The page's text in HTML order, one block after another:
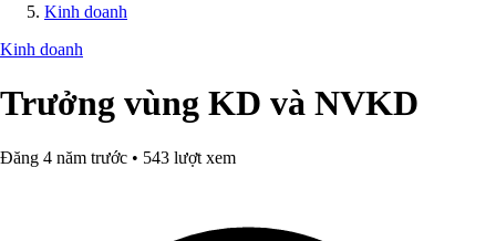
Kinh doanh
Kinh doanh
Trưởng vùng KD và NVKD
Đăng 4 năm trước • 543 lượt xem